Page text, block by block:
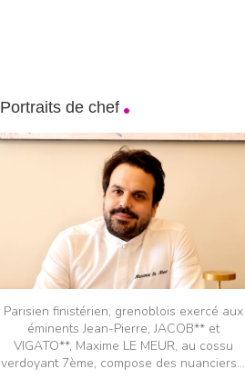
Portraits de chef
Parisien finistérien, grenoblois exercé aux
éminents Jean-Pierre, JACOB** et
VIGATO**, Maxime LE MEUR, au cossu
verdoyant 7ème, compose des nuanciers...